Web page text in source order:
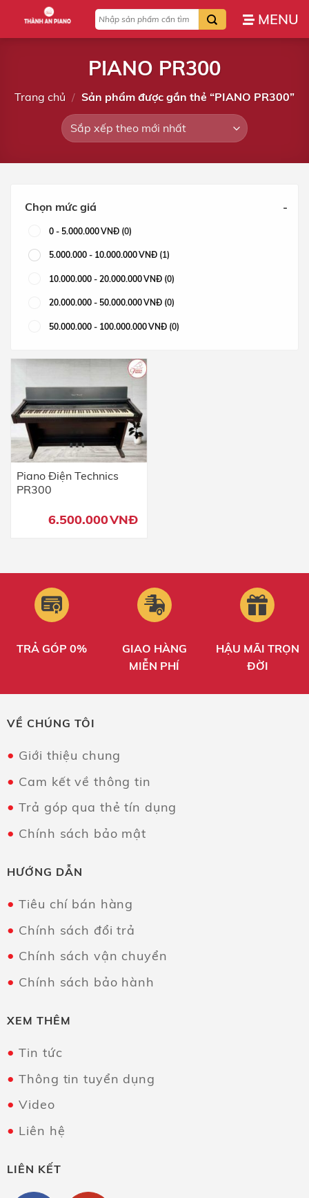
nội
Tìm
kiếm:
PIANO PR300
Trang chủ / Sản phẩm được gắn thẻ “PIANO PR300”
Chọn mức giá -
0 - 5.000.000VNĐ (0)
5.000.000 - 10.000.000VNĐ (1)
10.000.000 - 20.000.000VNĐ (0)
20.000.000 - 50.000.000VNĐ (0)
50.000.000 - 100.000.000VNĐ (0)
Piano Điện Technics
PR300
6.500.000VNĐ
TRẢ GÓP 0%
GIAO HÀNG
MIỄN PHÍ
HẬU MÃI TRỌN
ĐỜI
VỀ CHÚNG TÔI
Giới thiệu chung
Cam kết về thông tin
Trả góp qua thẻ tín dụng
Chính sách bảo mật
HƯỚNG DẪN
Tiêu chí bán hàng
Chính sách đổi trả
Chính sách vận chuyển
Chính sách bảo hành
XEM THÊM
Tin tức
Thông tin tuyển dụng
Video
Liên hệ
LIÊN KẾT